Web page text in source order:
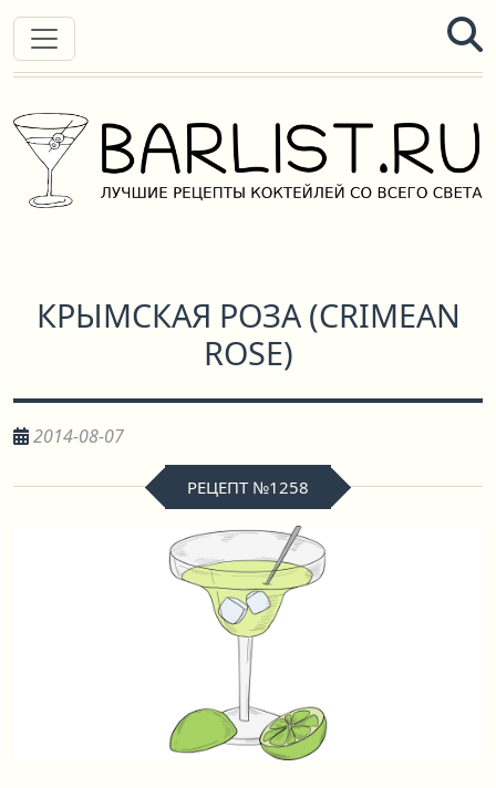
КРЫМСКАЯ РОЗА(CRIMEAN
ROSE)
2014-08-07
РЕЦЕПТ №1258